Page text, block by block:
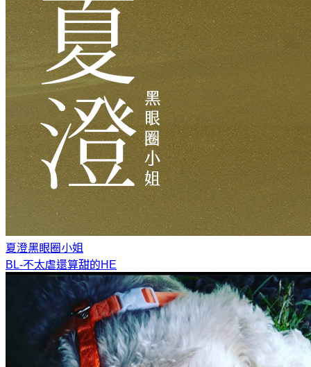
夏澄黑眼圈小姐
BL-不太虐還算甜的HE